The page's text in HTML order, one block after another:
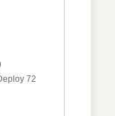
72